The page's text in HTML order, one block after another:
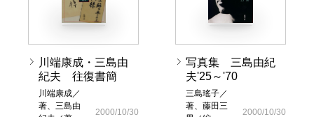
川端康成・三島由
紀夫 往復書簡
川端康成／
著、三島由
2000/10/30
写真集 三島由紀
夫'25～'70
三島瑤子／
著、藤田三
2000/10/30